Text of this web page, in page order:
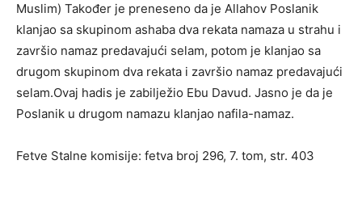
Muslim) Također je preneseno da je Allahov Poslanik
klanjao sa skupinom ashaba dva rekata namaza u strahu i
završio namaz predavajući selam, potom je klanjao sa
drugom skupinom dva rekata i završio namaz predavajući
selam.Ovaj hadis je zabilježio Ebu Davud. Jasno je da je
Poslanik u drugom namazu klanjao nafila-namaz.
Fetve Stalne komisije: fetva broj 296, 7. tom, str. 403